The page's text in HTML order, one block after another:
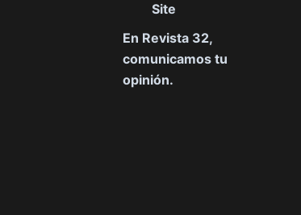
Site
En Revista 32,
comunicamos tu
opinión.